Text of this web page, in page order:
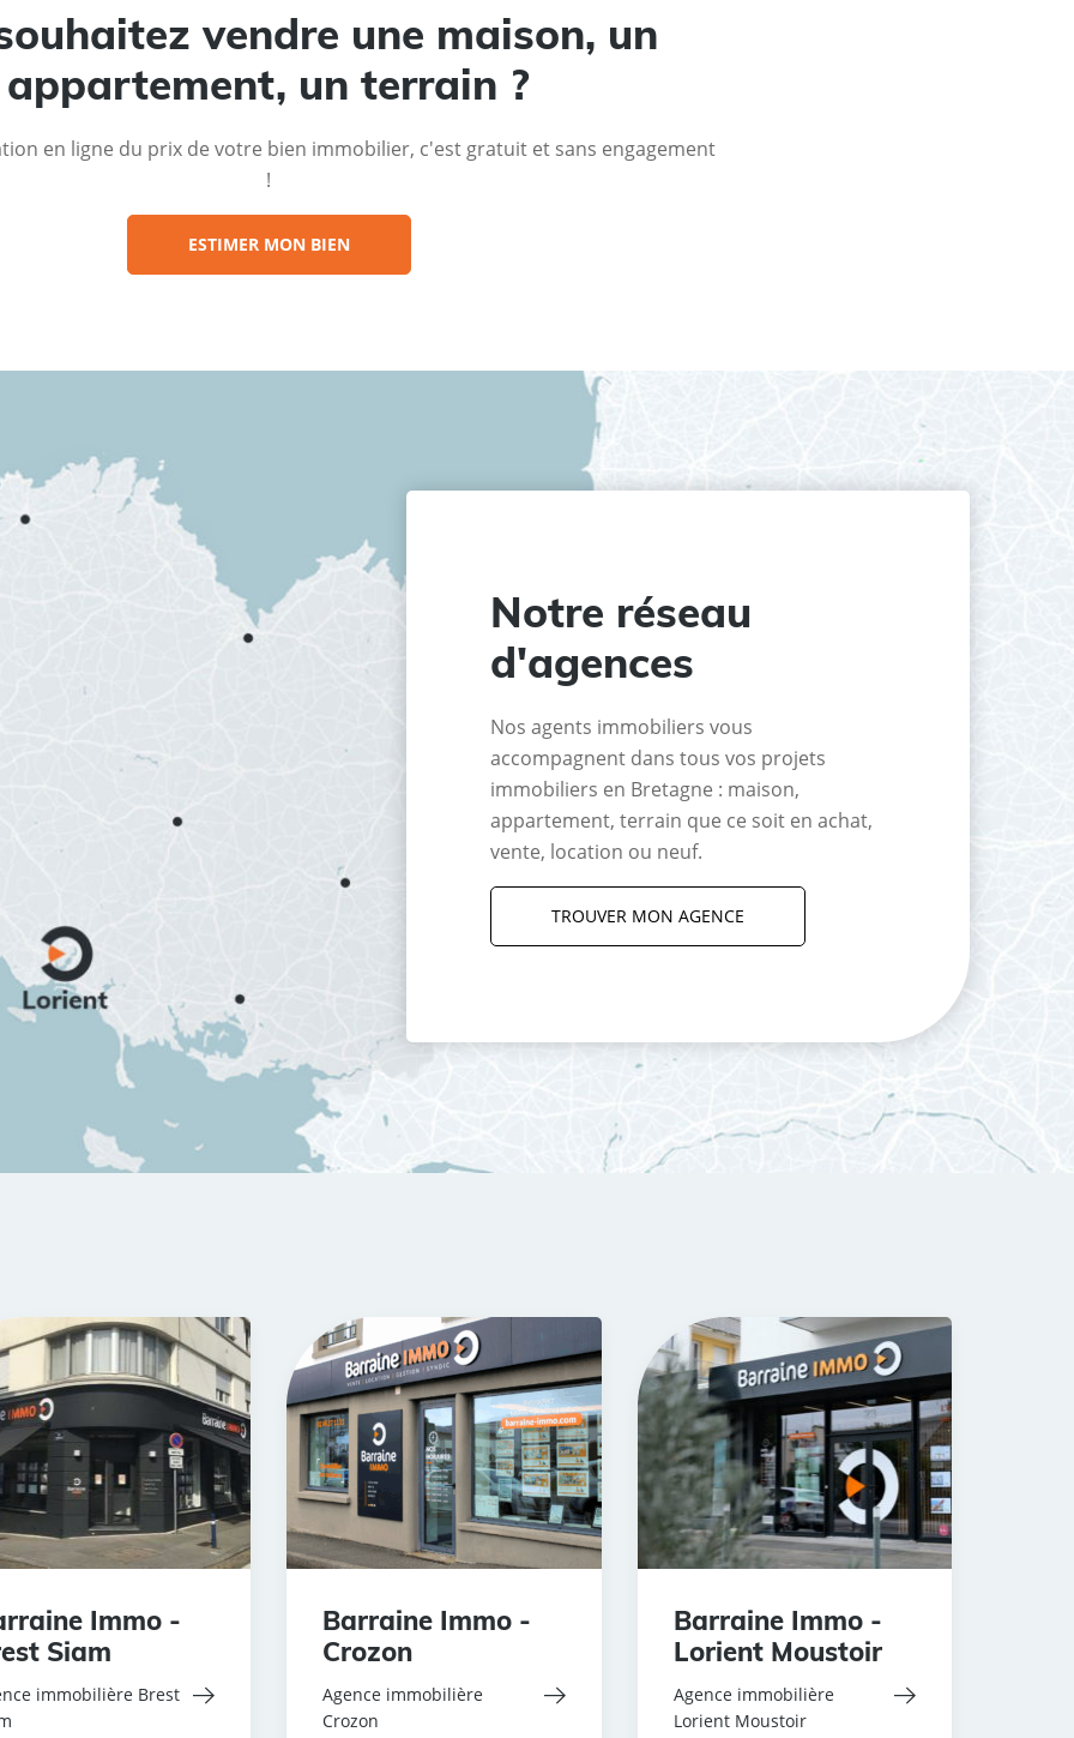
vendre une maison, un
appartement, un terrain ?
en ligne du prix de votre bien immobilier, c'est gratuit et sans engagement
!
ESTIMER MON BIEN
Notre réseau
d'agences
Nos agents immobiliers vous
accompagnent dans tous vos projets
immobiliers en Bretagne : maison,
appartement, terrain que ce soit en achat,
vente, location ou neuf.
TROUVER MON AGENCE
Immo -
Siam
immobilière Brest
Barraine Immo -
Crozon
Agence immobilière
Crozon
Barraine Immo -
Lorient Moustoir
Agence immobilière
Lorient Moustoir